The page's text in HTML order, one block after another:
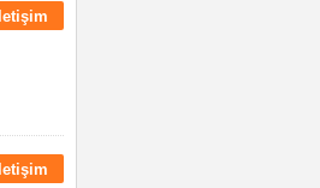
İletişim
İletişim